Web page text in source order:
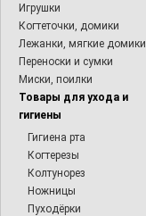
Игрушки
Когтеточки, домики
Лежанки, мягкие домики
Переноски и сумки
Миски, поилки
Товары для ухода и
гигиены
Гигиена рта
Когтерезы
Колтунорез
Ножницы
Пуходёрки